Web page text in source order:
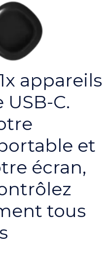
appareils
USB-C.
et
écran,
tous